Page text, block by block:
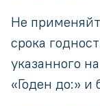
Не
срока
указанного
«Годен до:» и